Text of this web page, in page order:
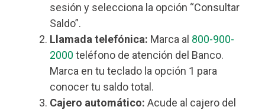
sesión y selecciona la opción “Consultar
Saldo”.
Llamada telefónica: Marca al 800-900-
2000 teléfono de atención del Banco.
Marca en tu teclado la opción 1 para
conocer tu saldo total.
Cajero automático: Acude al cajero del